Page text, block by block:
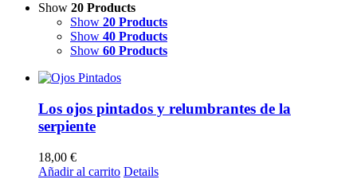
Show 20 Products
Show 20 Products
Show 40 Products
Show 60 Products
Los ojos pintados y relumbrantes de la
serpiente
18,00 €
Añadir al carrito Details